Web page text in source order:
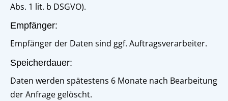
Abs. 1 lit. b DSGVO).
Empfänger:
Empfänger der Daten sind ggf. Auftragsverarbeiter.
Speicherdauer:
Daten werden spätestens 6 Monate nach Bearbeitung
der Anfrage gelöscht.